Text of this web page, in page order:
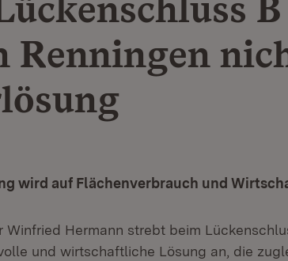
Renningen
wird auf Flächenverbrauch und
Winfried Hermann strebt beim
und wirtschaftliche Lösung an, die